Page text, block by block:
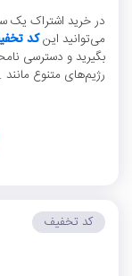
در خرید اشتراک یک
می‌توانید اینکد
بگیرید و دسترسی
رژیم‌های متنوع مانند
کد تخفیف